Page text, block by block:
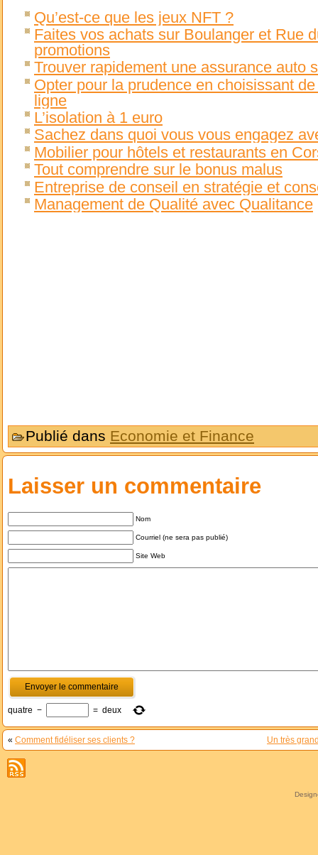
Qu’est-ce que les jeux NFT ?
Faites vos achats sur Boulanger et Rue
promotions
Trouver rapidement une assurance auto
Opter pour la prudence en choisissant
ligne
L’isolation à 1 euro
Sachez dans quoi vous vous engagez
Mobilier pour hôtels et restaurants en
Tout comprendre sur le bonus malus
Entreprise de conseil en stratégie et
Management de Qualité avec Qualitance
Publié dans Economie et Finance
Laisser un commentaire
Nom
Courriel (ne sera pas publié)
Site Web
quatre − = deux
« Comment fidéliser ses clients ? Un très